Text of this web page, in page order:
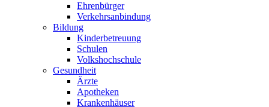
Ehrenbürger
Verkehrsanbindung
Bildung
Kinderbetreuung
Schulen
Volkshochschule
Gesundheit
Ärzte
Apotheken
Krankenhäuser